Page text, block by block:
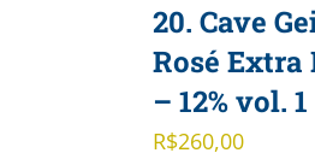
20. Cave
Rosé Extra
– 12% vol. 1
R$260,00